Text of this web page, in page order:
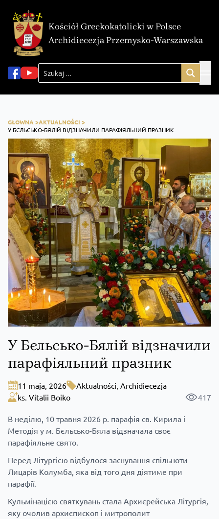
Kościół Greckokatolicki w Polsce
Archidiecezja Przemysko-Warszawska
GŁOWNA >AKTUALNOŚCI >
У БЄЛЬСЬКО-БЯЛІЙ ВІДЗНАЧИЛИ ПАРАФІЯЛЬНИЙ ПРАЗНИК
У Бєльсько-Бялій відзначили
парафіяльний празник
11 maja, 2026 Aktualności, Archidiecezja
ks. Vitalii Boiko
417
В неділю, 10 травня 2026 р. парафія св. Кирила і
Методія у м. Бєльсько-Бяла відзначала своє
парафіяльне свято.
Перед Літургією відбулося заснування спільноти
Лицарів Колумба, яка від того дня діятиме при
парафії.
Кульмінацією святкувань стала Архиєрейська Літургія,
яку очолив архиєпископ і митрополит